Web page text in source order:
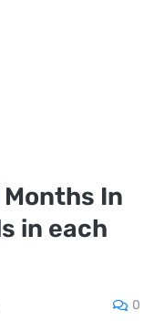
| Months In
in each
0